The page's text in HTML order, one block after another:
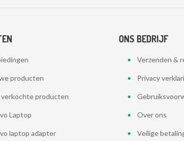
producten
producten
Laptop
laptop adapter
ONS BEDRIJF
Verzenden &
Privacy
Over ons
Veilige